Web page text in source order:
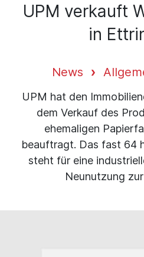
UPM verkauft
in
News
UPM hat den
dem Verkauf des
ehemaligen
beauftragt. Das fast 64
steht für eine
Neunutzung